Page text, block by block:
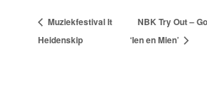
Muziekfestival It
Heidenskip
NBK Try Out –
‘Ien en Mien’